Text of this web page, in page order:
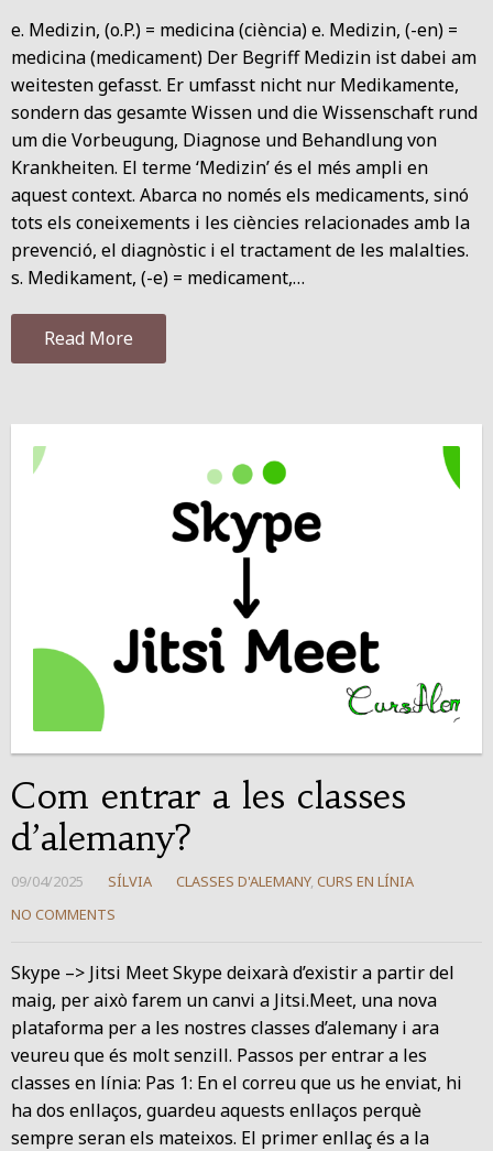
e. Medizin, (o.P.) = medicina (ciència) e. Medizin, (-en) =
medicina (medicament) Der Begriff Medizin ist dabei am
weitesten gefasst. Er umfasst nicht nur Medikamente,
sondern das gesamte Wissen und die Wissenschaft rund
um die Vorbeugung, Diagnose und Behandlung von
Krankheiten. El terme ‘Medizin’ és el més ampli en
aquest context. Abarca no només els medicaments, sinó
tots els coneixements i les ciències relacionades amb la
prevenció, el diagnòstic i el tractament de les malalties.
s. Medikament, (-e) = medicament,…
Read More
Com entrar a les classes
d’alemany?
09/04/2025 SÍLVIA CLASSES D'ALEMANY, CURS EN LÍNIA
NO COMMENTS
Skype –> Jitsi Meet Skype deixarà d’existir a partir del
maig, per això farem un canvi a Jitsi.Meet, una nova
plataforma per a les nostres classes d’alemany i ara
veureu que és molt senzill. Passos per entrar a les
classes en línia: Pas 1: En el correu que us he enviat, hi
ha dos enllaços, guardeu aquests enllaços perquè
sempre seran els mateixos. El primer enllaç és a la